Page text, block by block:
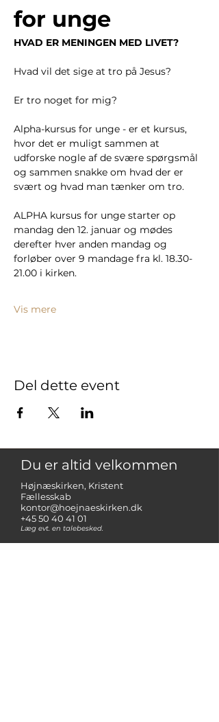
for unge
HVAD ER MENINGEN MED LIVET?
Hvad vil det sige at tro på Jesus?
Er tro noget for mig?
Alpha-kursus for unge - er et kursus,
hvor det er muligt sammen at
udforske nogle af de svære spørgsmål
og sammen snakke om hvad der er
svært og hvad man tænker om tro.
ALPHA kursus for unge starter op
mandag den 12. januar og mødes
derefter hver anden mandag og
forløber over 9 mandage fra kl. 18.30-
21.00 i kirken.
Vis mere
Del dette event
Du er altid velkommen
Højnæskirken, Kristent
Fællesskab
kontor@hoejnaeskirken.dk
+45 50 40 41 01
Læg evt. en talebesked.